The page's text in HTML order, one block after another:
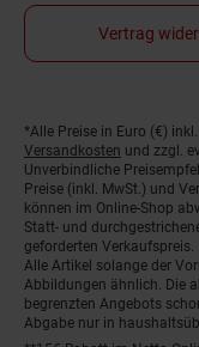
Vertrag
Fußnoten
*Alle Preise in Euro (€)
Versandkosten und zzgl.
Unverbindliche
Preise (inkl. MwSt.) und
können im Online-Shop
Statt- und
geforderten Verkaufspreis.
Alle Artikel solange der
Abbildungen ähnlich. Die
begrenzten Angebots
Abgabe nur in